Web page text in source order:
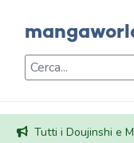
Tutti i Doujinshi e